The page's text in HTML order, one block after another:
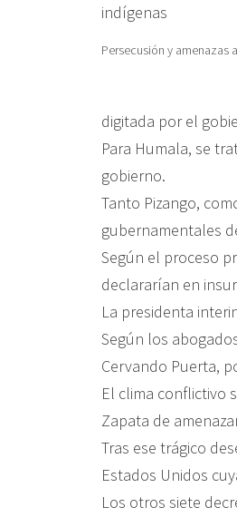
Persecusión y amenazas
digitada por el
Para Humala, se
gobierno.
Tanto Pizango,
gubernamentales
Según el proceso
declararían en
La presidenta
Según los
Cervando Puerta,
El clima conflictivo
Zapata de
Tras ese trágico
Estados Unidos
Los otros siete